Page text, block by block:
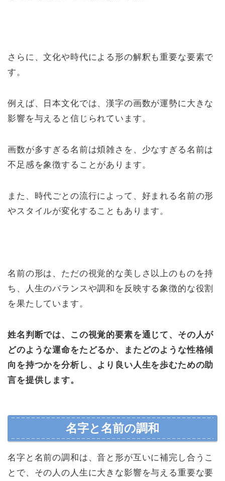
さらに、文化や時代による形の解釈も重要な要素で
す。
例えば、日本文化では、漢字の画数が運勢に大きな
影響を与えると信じられています。
画数が多すぎる名前は煩雑さを、少なすぎる名前は
不足感を象徴することがあります。
また、時代ごとの流行によって、好まれる名前の形
やスタイルが変化することもあります。
名前の形は、ただの視覚的な美しさ以上のものを持
ち、人生のバランスや調和を反映する象徴的な役割
を果たしています。
姓名判断では、この視覚的要素を通じて、その人が
どのような運命をたどるか、またどのような性格傾
向を持つかを分析し、より良い人生を歩むための助
言を提供します。
名字と名前の調和
名字と名前の調和は、音と形が互いに補完し合うこ
とで、その人の人生に大きな影響を与える重要な要